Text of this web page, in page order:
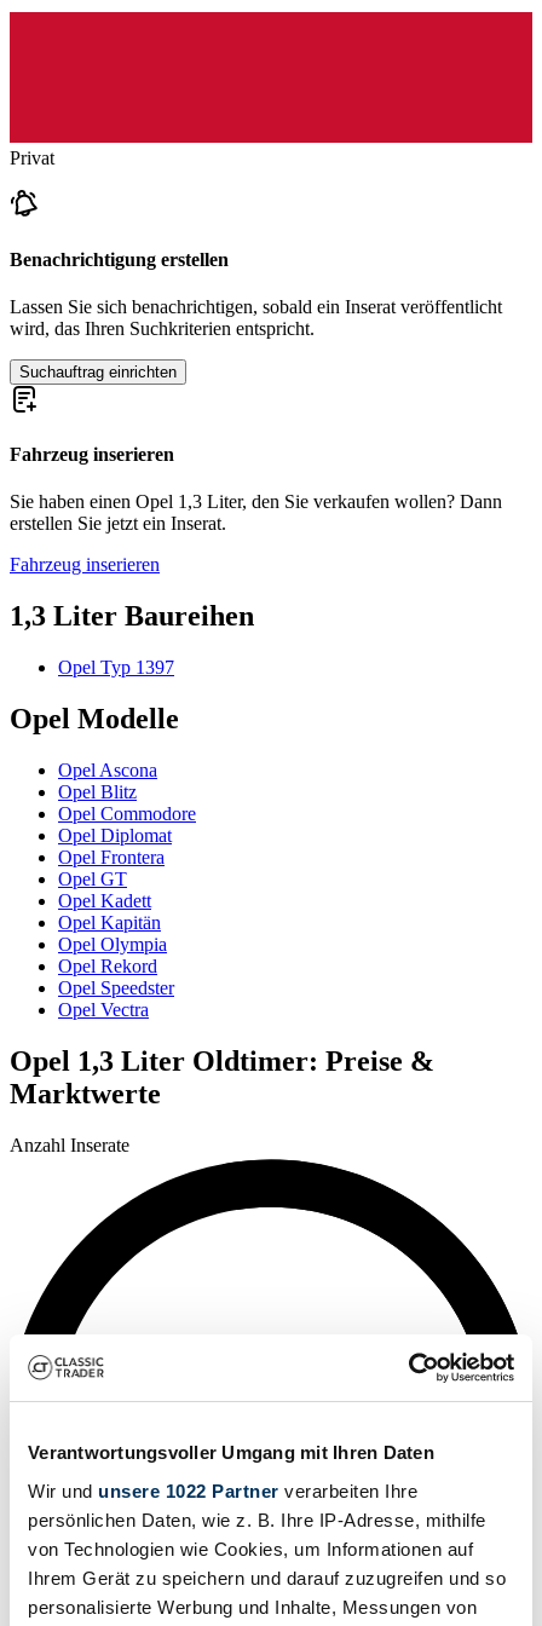
Verantwortungsvoller Umgang mit Ihren Daten
Wir und unsere 1022 Partner verarbeiten Ihre
persönlichen Daten, wie z. B. Ihre IP-Adresse, mithilfe
von Technologien wie Cookies, um Informationen auf
Ihrem Gerät zu speichern und darauf zuzugreifen und so
personalisierte Werbung und Inhalte, Messungen von
Privat
Benachrichtigung erstellen
Lassen Sie sich benachrichtigen, sobald ein Inserat veröffentlicht
wird, das Ihren Suchkriterien entspricht.
Suchauftrag einrichten
Fahrzeug inserieren
Sie haben einen Opel 1,3 Liter, den Sie verkaufen wollen? Dann
erstellen Sie jetzt ein Inserat.
Fahrzeug inserieren
1,3 Liter Baureihen
Opel Typ 1397
Opel Modelle
Opel Ascona
Opel Blitz
Opel Commodore
Opel Diplomat
Opel Frontera
Opel GT
Opel Kadett
Opel Kapitän
Opel Olympia
Opel Rekord
Opel Speedster
Opel Vectra
Opel 1,3 Liter Oldtimer: Preise &
Marktwerte
Anzahl Inserate